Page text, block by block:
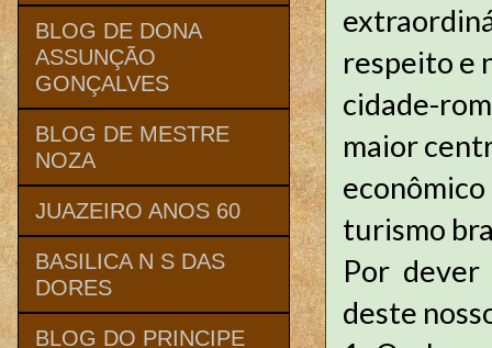
respeito e
cidade-
maior
turismo
Por dever
deste
BLOG DE DONA
ASSUNÇÃO
GONÇALVES
BLOG DE MESTRE
NOZA
JUAZEIRO ANOS 60
BASILICA N S DAS
DORES
BLOG DO PRINCIPE